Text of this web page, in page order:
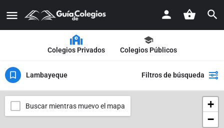
Colegios Privados Colegios Públicos
Lambayeque Filtros de búsqueda
+
−
Buscar mientras muevo el mapa